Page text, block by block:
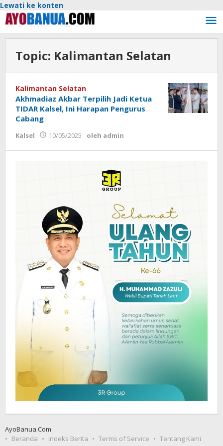
Lewati ke konten
Topic: Kalimantan Selatan
Kalimantan Selatan
Akhmadiaz Akbar Terpilih Jadi Ketua
TIDAR Kalsel, Ini Harapan Pengurus
Cabang
Kalsel 10/05/2025 oleh admin
AyoBanua.Com
Beranda
Indeks Berita Terms of Service Tentang Kami